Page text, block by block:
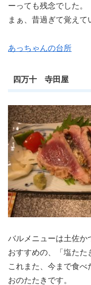
ーっても残念でした。
まぁ、昔過ぎて覚えて
あっちゃんの台所
四万十 寺田屋
バルメニューは土佐か
おすすめの、「塩たた
これまた、今まで食
おのたたきです。